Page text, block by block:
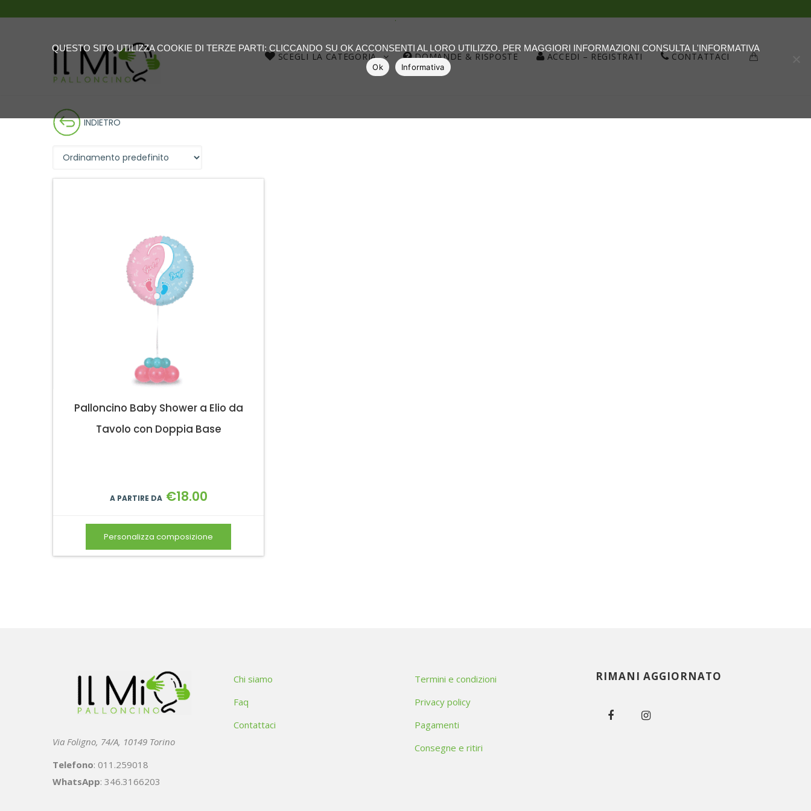
.
SCEGLI LA CATEGORIA DOMANDE & RISPOSTE ACCEDI – REGISTRATI CONTATTACI
INDIETRO
Palloncino Baby Shower a Elio da
Tavolo con Doppia Base
A PARTIRE DA €18.00
Personalizza composizione
Via Foligno, 74/A, 10149 Torino
Telefono: 011.259018
WhatsApp: 346.3166203
Chi siamo
Faq
Contattaci
Termini e condizioni
Privacy policy
Pagamenti
Consegne e ritiri
RIMANI AGGIORNATO
QUESTO SITO UTILIZZA COOKIE DI TERZE PARTI: CLICCANDO SU OK ACCONSENTI AL LORO UTILIZZO. PER MAGGIORI INFORMAZIONI CONSULTA L'INFORMATIVA
Ok Informativa